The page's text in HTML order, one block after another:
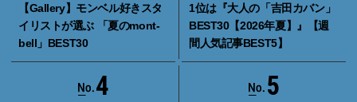
【Gallery】モンベル好きスタ
イリストが選ぶ 「夏のmont-
bell」BEST30
1位は『大人の「吉田カバン」
BEST30【2026年夏】』【週
間人気記事BEST5】
4 5